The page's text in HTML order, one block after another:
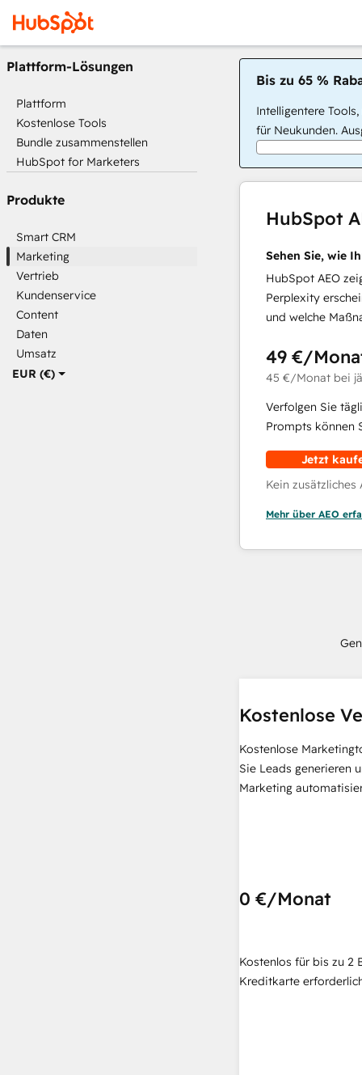
EUR (€)
Plattform-Lösungen
Plattform
Kostenlose Tools
Bundle zusammenstellen
HubSpot for Marketers
Produkte
Smart CRM
Marketing
Vertrieb
Kundenservice
Content
Daten
Umsatz
Bis zu 65 %
Intelligentere
für Neukunden.
HubSpot
Sehen Sie, wie
HubSpot AEO
Perplexity
und welche
49 €/
45 €/Monat bei
Verfolgen Sie
Prompts können
Jetzt
Kein
Mehr über AEO
Kostenlose
Kostenlose
Sie Leads generieren
Marketing
0 €/Monat
Kostenlos für bis zu 2
Kreditkarte